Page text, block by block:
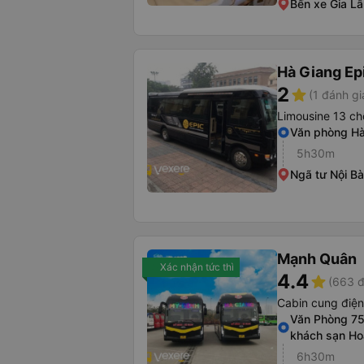
Bến xe Gia
Hà Giang
2star (1 đánh
Limousine 13
Văn phòng
5h30m
Ngã tư Nội
Xác nhận tức thì Mạnh Quân
4.4star (663
Cabin cung điện
Văn Phòng
khách sạn
6h30m